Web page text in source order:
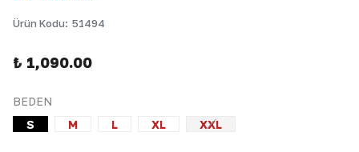
Ürün Kodu: 51494
₺ 1,090.00
BEDEN
S
M L XL XXL